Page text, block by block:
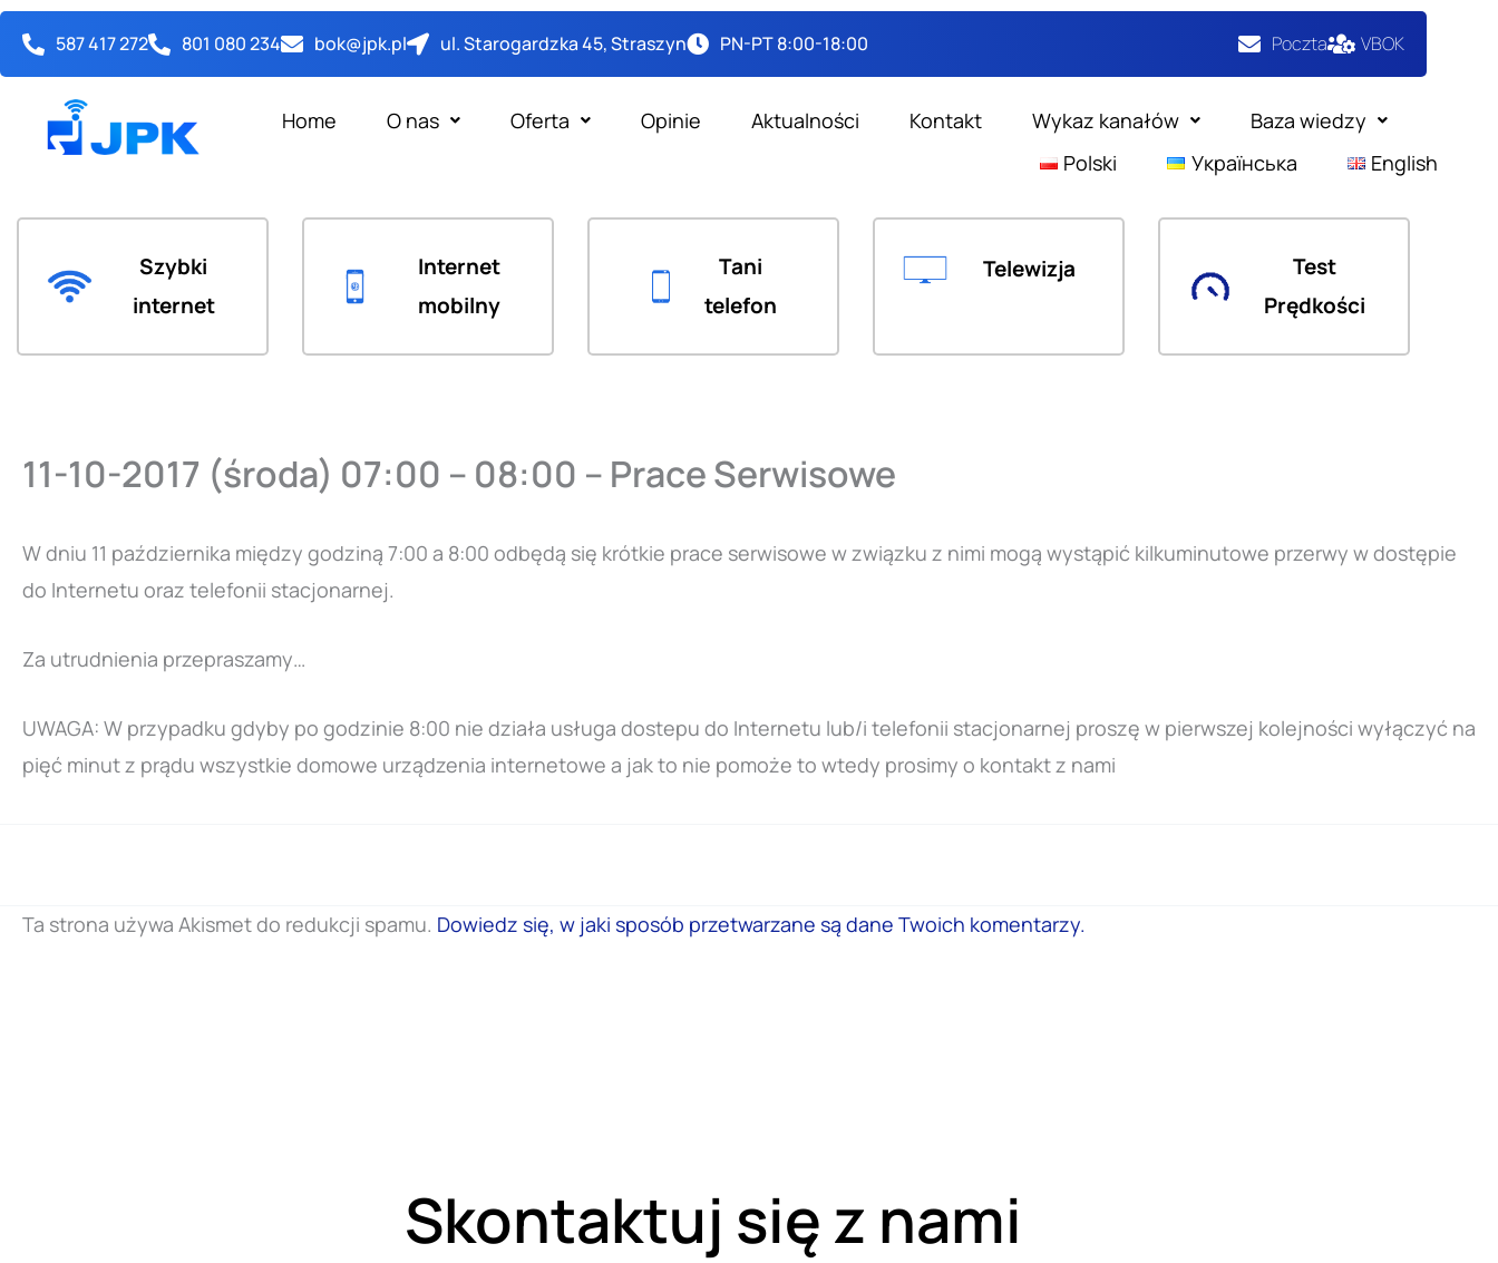
Przejdź
587 417 272 801 080 234 bok@jpk.pl ul. Starogardzka 45, Straszyn PN-PT 8:00-18:00 Poczta VBOK
Home O nas Oferta Opinie Aktualności Kontakt Wykaz kanałów
Baza wiedzy
Polski
Українська English
Szybki
internet
Internet
mobilny
Tani
telefon
Telewizja
Test
Prędkości
11-10-2017 (środa) 07:00 – 08:00 – Prace Serwisowe
W dniu 11 października między godziną 7:00 a 8:00 odbędą się krótkie prace serwisowe w związku z nimi mogą wystąpić kilkuminutowe przerwy w dostępie
do Internetu oraz telefonii stacjonarnej.
Za utrudnienia przepraszamy…
UWAGA: W przypadku gdyby po godzinie 8:00 nie działa usługa dostepu do Internetu lub/i telefonii stacjonarnej proszę w pierwszej kolejności wyłączyć na
pięć minut z prądu wszystkie domowe urządzenia internetowe a jak to nie pomoże to wtedy prosimy o kontakt z nami
Ta strona używa Akismet do redukcji spamu. Dowiedz się, w jaki sposób przetwarzane są dane Twoich komentarzy.
Skontaktuj się z nami